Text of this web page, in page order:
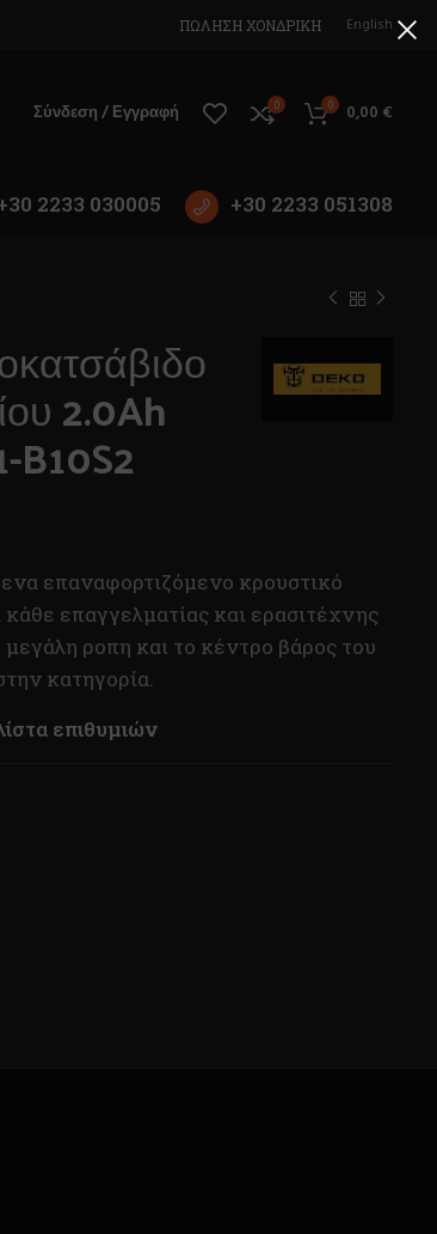
ΠΩΛΗΣΗ ΧΟΝΔΡΙΚΗ English
Σύνδεση / Εγγραφή 0 0 0,00 €
2233 030005 +30 2233 051308
2.0Ah
B10S2
ενα επαναφορτιζόμενο κρουστικό
επαγγελματίας και ερασιτέχνης
ροπη και το κέντρο βάρος του
κατηγορία.
επιθυμιών